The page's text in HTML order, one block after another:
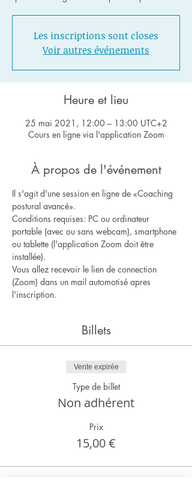
Les inscriptions sont closes
Voir autres événements
Heure et lieu
25 mai 2021, 12:00 – 13:00 UTC+2
Cours en ligne via l'application Zoom
À propos de l'événement
Il s'agit d'une session en ligne de «Coaching
postural avancé».
Conditions requises: PC ou ordinateur
portable (avec ou sans webcam), smartphone
ou tablette (l'application Zoom doit être
installée).
Vous allez recevoir le lien de connection
(Zoom) dans un mail automotisé apres
l'inscription.
Billets
Vente expirée
Type de billet
Non adhérent
Prix
15,00 €